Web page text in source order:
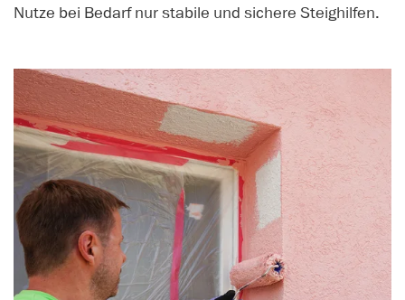
Nutze bei Bedarf nur stabile und sichere Steighilfen.